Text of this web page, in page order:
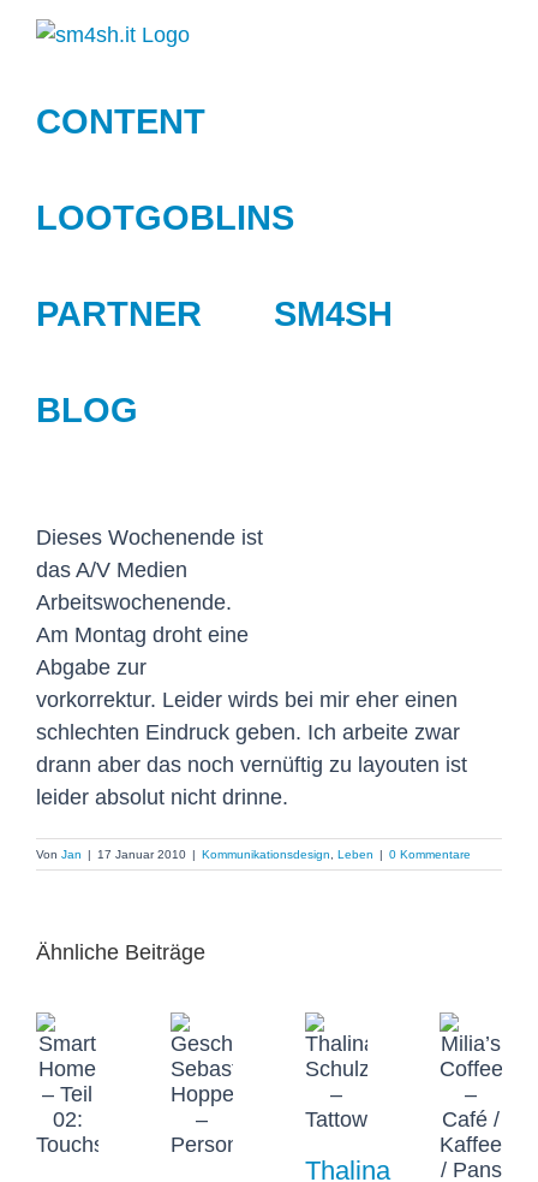
Zum
CONTENT
LOOTGOBLINS
PARTNER SM4SH
BLOG
Dieses Wochenende ist
das A/V Medien
Arbeitswochenende.
Am Montag droht eine
Abgabe zur
vorkorrektur. Leider wirds bei mir eher einen
schlechten Eindruck geben. Ich arbeite zwar
drann aber das noch vernüftig zu layouten ist
leider absolut nicht drinne.
Von Jan | 17 Januar 2010 | Kommunikationsdesign Leben | 0 Kommentare
Ähnliche Beiträge
Thalina